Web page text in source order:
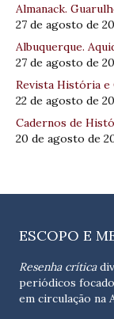
Almanack.
27 de agosto de
Albuquerque.
27 de agosto de
Revista História e
22 de agosto de
Cadernos de
20 de agosto de
ESCOPO E
Resenha crítica
periódicos
em circulação na